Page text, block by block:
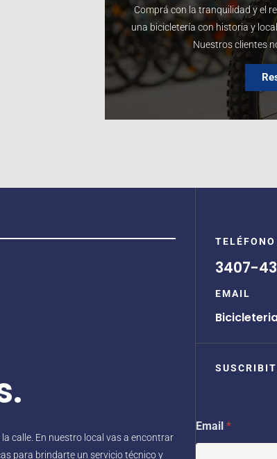
Comprá con la tranquilidad y el
una bicicletería con historia y local
Nuestros clientes
calle. En nuestro local vas a encontrar
para brindarte un servicio técnico y
3407-
EMAIL
m
a
Email*